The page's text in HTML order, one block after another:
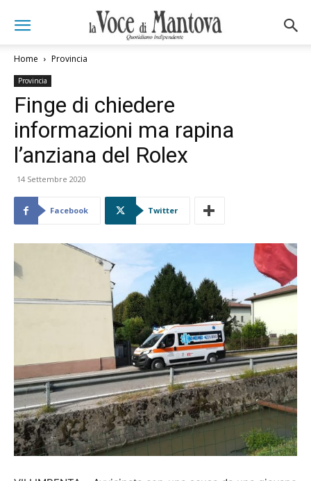
Home Provincia
Provincia
Finge di chiedere
informazioni ma rapina
l’anziana del Rolex
14 Settembre 2020
Facebook Twitter